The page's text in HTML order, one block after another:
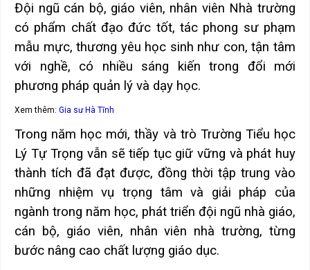
Đội ngũ cán bộ, giáo viên, nhân viên Nhà trường
có phẩm chất đạo đức tốt, tác phong sư phạm
mẫu mực, thương yêu học sinh như con, tận tâm
với nghề, có nhiều sáng kiến trong đổi mới
phương pháp quản lý và dạy học.
Xem thêm: Gia sư Hà Tĩnh
Trong năm học mới, thầy và trò Trường Tiểu học
Lý Tự Trọng vẫn sẽ tiếp tục giữ vững và phát huy
thành tích đã đạt được, đồng thời tập trung vào
những nhiệm vụ trọng tâm và giải pháp của
ngành trong năm học, phát triển đội ngũ nhà giáo,
cán bộ, giáo viên, nhân viên nhà trường, từng
bước nâng cao chất lượng giáo dục.